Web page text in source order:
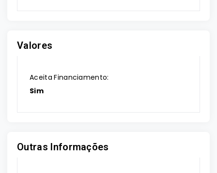
Valores
Aceita Financiamento:
Sim
Outras Informações